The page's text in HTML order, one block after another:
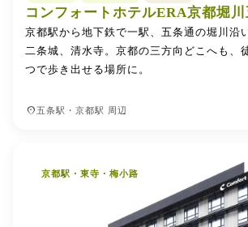
コンフォートホテルERA京都堀川
京都駅から地下鉄で一駅、五条通の堀川沿
二条城、清水寺。京都の三方向どこへも、
つで歩き出せる場所に。
place五条駅・京都駅 周辺
京都駅・東寺・梅小路